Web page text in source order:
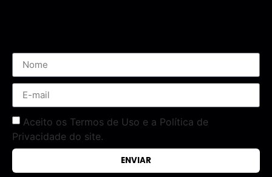
Aceito os Termos de Uso e a Política de
Privacidade do site.
ENVIAR